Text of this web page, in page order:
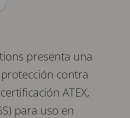
en X
la url en el portapapeles
presenta una
contra
ATEX,
para uso en